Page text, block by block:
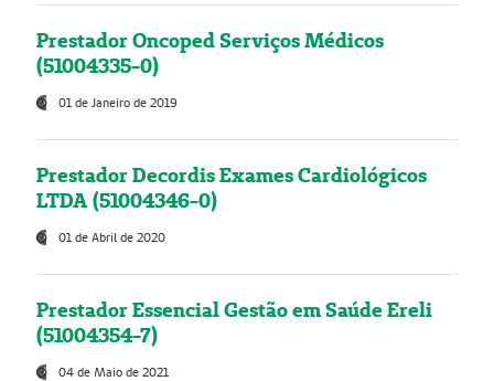
Prestador Oncoped Serviços Médicos
(51004335-0)
01 de Janeiro de 2019
Prestador Decordis Exames Cardiológicos
LTDA (51004346-0)
01 de Abril de 2020
Prestador Essencial Gestão em Saúde Ereli
(51004354-7)
04 de Maio de 2021